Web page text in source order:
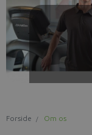
Forside Om os